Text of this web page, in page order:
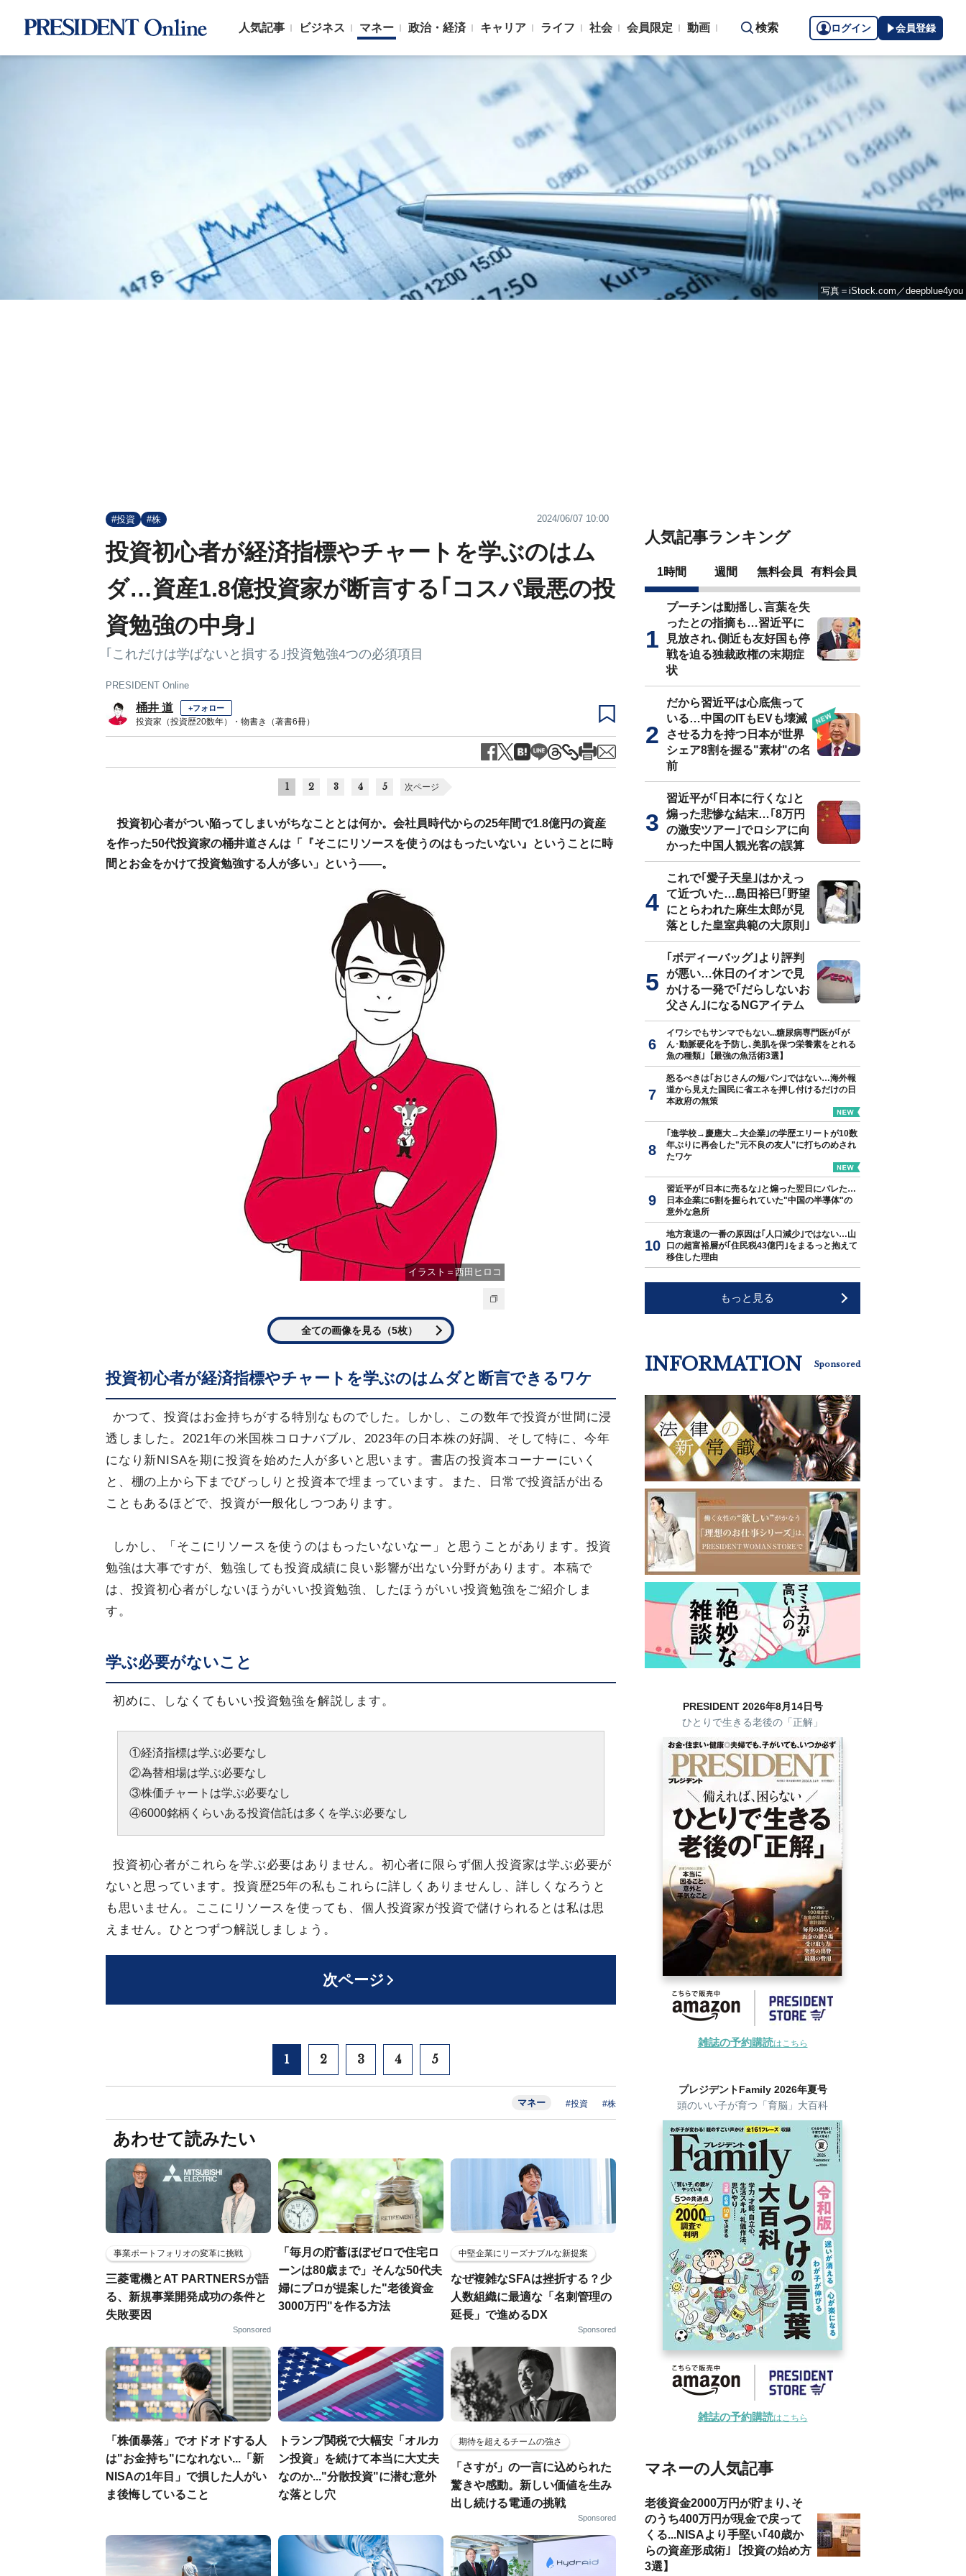
人気記事 ビジネス マネー 政治・経済 キャリア ライフ 社会 会員限定 動画 検索 ログイン 会員登録
写真＝iStock.com／deepblue4you
#投資 #株 2024/06/07 10:00
投資初心者が経済指標やチャートを学ぶのはム
ダ…資産1.8億投資家が断言する｢コスパ最悪の投
資勉強の中身｣
｢これだけは学ばないと損する｣投資勉強4つの必須項目
PRESIDENT Online
桶井 道 +フォロー
投資家（投資歴20数年）・物書き（著書6冊）
1 2 3 4 5 次ページ
投資初心者がつい陥ってしまいがちなこととは何か。会社員時代からの25年間で1.8億円の資産
を作った50代投資家の桶井道さんは「『そこにリソースを使うのはもったいない』ということに時
間とお金をかけて投資勉強する人が多い」という――。
イラスト＝西田ヒロコ
全ての画像を見る（5枚）
投資初心者が経済指標やチャートを学ぶのはムダと断言できるワケ
かつて、投資はお金持ちがする特別なものでした。しかし、この数年で投資が世間に浸
透しました。2021年の米国株コロナバブル、2023年の日本株の好調、そして特に、今年
になり新NISAを期に投資を始めた人が多いと思います。書店の投資本コーナーにいく
と、棚の上から下までびっしりと投資本で埋まっています。また、日常で投資話が出る
こともあるほどで、投資が一般化しつつあります。
しかし、「そこにリソースを使うのはもったいないなー」と思うことがあります。投資
勉強は大事ですが、勉強しても投資成績に良い影響が出ない分野があります。本稿で
は、投資初心者がしないほうがいい投資勉強、したほうがいい投資勉強をご紹介しま
す。
学ぶ必要がないこと
初めに、しなくてもいい投資勉強を解説します。
①経済指標は学ぶ必要なし
②為替相場は学ぶ必要なし
③株価チャートは学ぶ必要なし
④6000銘柄くらいある投資信託は多くを学ぶ必要なし
投資初心者がこれらを学ぶ必要はありません。初心者に限らず個人投資家は学ぶ必要が
ないと思っています。投資歴25年の私もこれらに詳しくありませんし、詳しくなろうと
も思いません。ここにリソースを使っても、個人投資家が投資で儲けられるとは私は思
えません。ひとつずつ解説しましょう。
次ページ
1 2 3 4 5
マネー #投資 #株
あわせて読みたい
事業ポートフォリオの変革に挑戦
三菱電機とAT PARTNERSが語
る、新規事業開発成功の条件と
失敗要因
Sponsored
「毎月の貯蓄ほぼゼロで住宅ロ
ーンは80歳まで」そんな50代夫
婦にプロが提案した"老後資金
3000万円"を作る方法
中堅企業にリーズナブルな新提案
なぜ複雑なSFAは挫折する？少
人数組織に最適な「名刺管理の
延長」で進めるDX
Sponsored
「株価暴落」でオドオドする人
は"お金持ち"になれない...「新
NISAの1年目」で損した人がい
ま後悔していること
トランプ関税で大幅安「オルカ
ン投資」を続けて本当に大丈夫
なのか..."分散投資"に潜む意外
な落とし穴
期待を超えるチームの強さ
「さすが」の一言に込められた
驚きや感動。新しい価値を生み
出し続ける電通の挑戦
Sponsored
人気記事ランキング
1時間 週間 無料会員 有料会員
プーチンは動揺し､言葉を失
ったとの指摘も…習近平に
見放され､側近も友好国も停
戦を迫る独裁政権の末期症
状
だから習近平は心底焦って
いる…中国のITもEVも壊滅
させる力を持つ日本が世界
シェア8割を握る"素材"の名
前
習近平が｢日本に行くな｣と
煽った悲惨な結末…｢8万円
の激安ツアー｣でロシアに向
かった中国人観光客の誤算
これで｢愛子天皇｣はかえっ
て近づいた…島田裕巳｢野望
にとらわれた麻生太郎が見
落とした皇室典範の大原則｣
｢ボディーバッグ｣より評判
が悪い…休日のイオンで見
かける一発で｢だらしないお
父さん｣になるNGアイテム
イワシでもサンマでもない...糖尿病専門医が｢が
ん･動脈硬化を予防し､美肌を保つ栄養素をとれる
魚の種類｣【最強の魚活術3選】
怒るべきは｢おじさんの短パン｣ではない…海外報
道から見えた国民に省エネを押し付けるだけの日
本政府の無策
｢進学校→慶應大→大企業｣の学歴エリートが10数
年ぶりに再会した"元不良の友人"に打ちのめされ
たワケ
習近平が｢日本に売るな｣と煽った翌日にバレた…
日本企業に6割を握られていた"中国の半導体"の
意外な急所
地方衰退の一番の原因は｢人口減少｣ではない…山
口の超富裕層が｢住民税43億円｣をまるっと抱えて
移住した理由
もっと見る
INFORMATION Sponsored
PRESIDENT 2026年8月14日号
ひとりで生きる老後の「正解」
雑誌の予約購読はこちら
プレジデントFamily 2026年夏号
頭のいい子が育つ「育脳」大百科
雑誌の予約購読はこちら
マネーの人気記事
老後資金2000万円が貯まり､そ
のうち400万円が現金で戻って
くる...NISAより手堅い｢40歳か
らの資産形成術｣【投資の始め方
3選】